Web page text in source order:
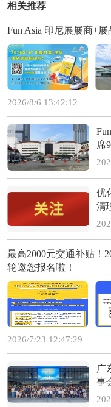
相关推荐
Fun Asia 印尼展展商+
2026/8/6 13:42:12
席
优
清
最高2000元交通补贴！
轮邀您报名啦！
2026/7/23 12:47:29
广
事